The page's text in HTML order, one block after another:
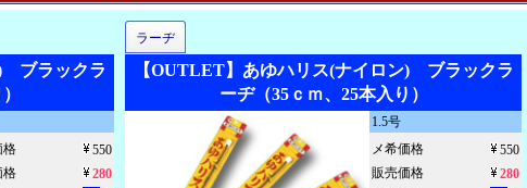
ブラックラ
格
550
格
280
ラーヂ
【OUTLET】あゆハリス(ナイロン) ブラックラ
ーヂ（35ｃｍ、25本入り）
1.5号
メ希価格
550
販売価格
280